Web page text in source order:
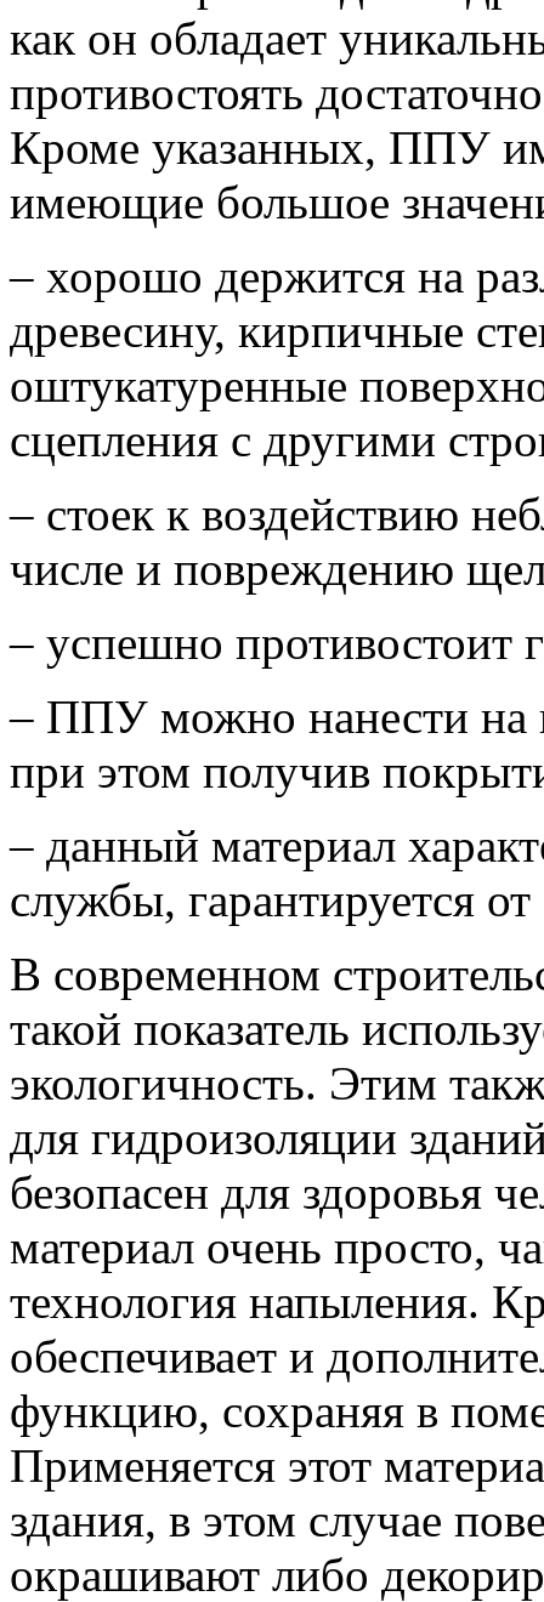
как он обладает
противостоять
Кроме указанных, ППУ
имеющие большое
– хорошо держится на
древесину, кирпичные
оштукатуренные
сцепления с другими
– стоек к воздействию
числе и повреждению
– успешно противостоит
– ППУ можно нанести на
при этом получив
– данный материал
службы, гарантируется
В современном
такой показатель
экологичность. Этим
для гидроизоляции
безопасен для здоровья
материал очень просто,
технология напыления.
обеспечивает и
функцию, сохраняя в
Применяется этот
здания, в этом случае
окрашивают либо